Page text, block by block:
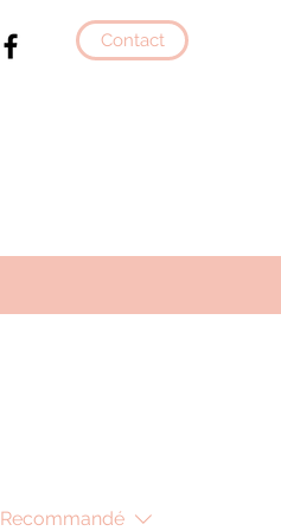
Contact
Recommandé